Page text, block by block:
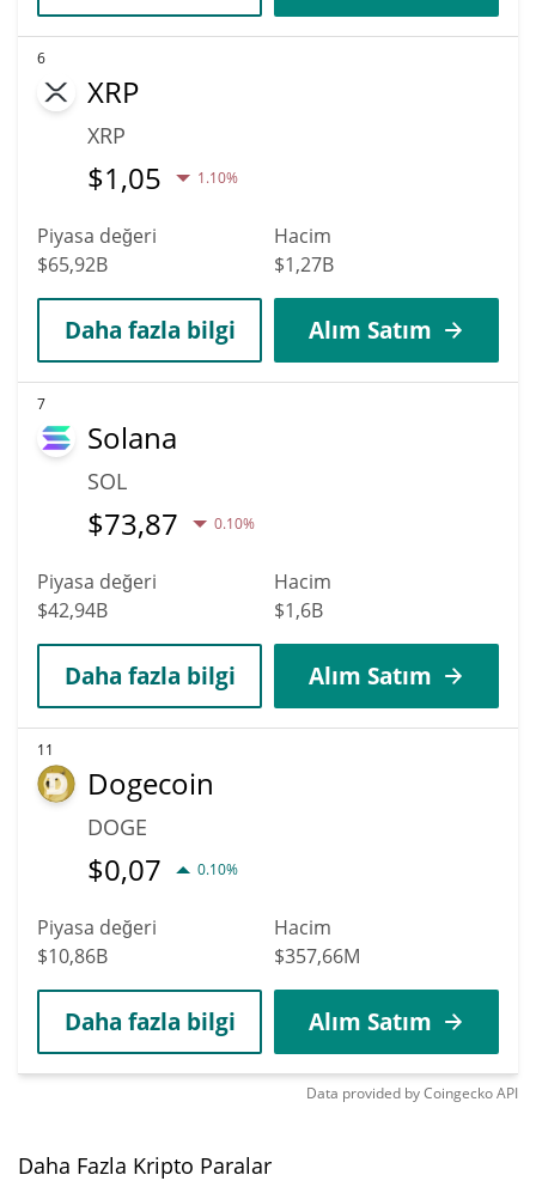
6
XRP
XRP
$1,05 1.10%
Piyasa değeri
$65,92B
Hacim
$1,27B
Daha fazla bilgi Alım Satım
7
Solana
SOL
$73,87 0.10%
Piyasa değeri
$42,94B
Hacim
$1,6B
Daha fazla bilgi Alım Satım
11
Dogecoin
DOGE
$0,07 0.10%
Piyasa değeri
$10,86B
Hacim
$357,66M
Daha fazla bilgi Alım Satım
Data provided byCoingeckoAPI
Daha Fazla Kripto Paralar